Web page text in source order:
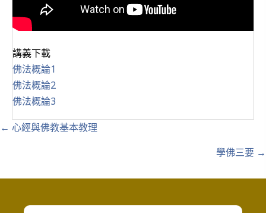
講義下載
佛法概論1
佛法概論2
佛法概論3
Posts
← 心經與佛教基本教理
學佛三要 →